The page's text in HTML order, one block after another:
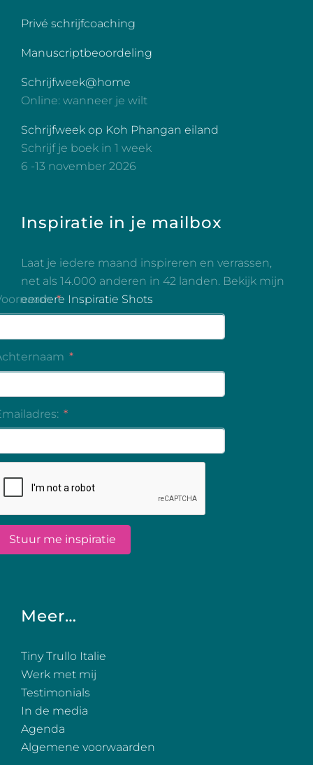
Privé schrijfcoaching
Manuscriptbeoordeling
Schrijfweek@home
Online: wanneer je wilt
Schrijfweek op Koh Phangan eiland
Schrijf je boek in 1 week
6 -13 november 2026
Inspiratie in je mailbox
Laat je iedere maand inspireren en verrassen,
net als 14.000 anderen in 42 landen. Bekijk mijn
eerdere Inspiratie Shots
Meer…
Tiny Trullo Italie
Werk met mij
Testimonials
In de media
Agenda
Algemene voorwaarden